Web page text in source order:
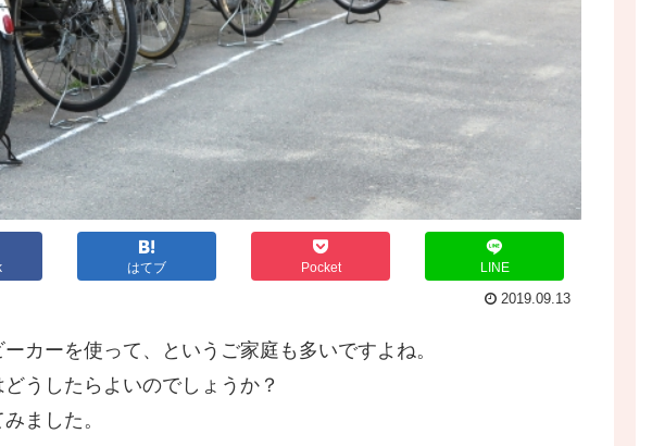
はてブ Pocket LINE
2019.09.13
カーを使って、というご家庭も多いですよね。
うしたらよいのでしょうか？
ました。